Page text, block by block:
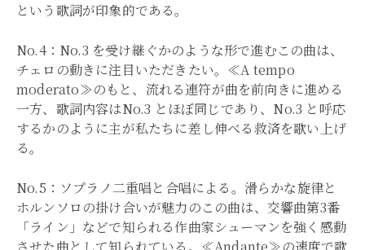
という歌詞が印象的である。
No.4：No.3 を受け継ぐかのような形で進むこの曲は、
チェロの動きに注目いただきたい。≪A tempo
moderato≫のもと、流れる連符が曲を前向きに進める
一方、歌詞内容はNo.3 とほぼ同じであり、No.3 と呼応
するかのように主が私たちに差し伸べる救済を歌い上げ
る。
No.5：ソプラノ二重唱と合唱による。滑らかな旋律と
ホルンソロの掛け合いが魅力のこの曲は、交響曲第3番
「ライン」などで知られる作曲家シューマンを強く感動